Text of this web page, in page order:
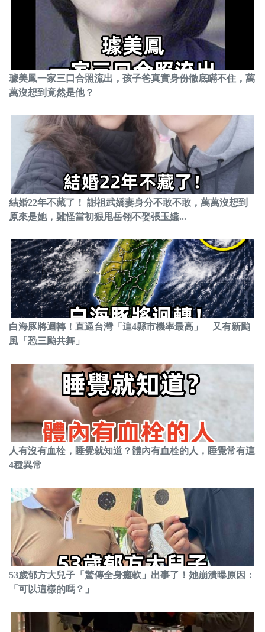
璩美鳳一家三口合照流出，孩子爸真實身份徹底瞞不住，萬
萬沒想到竟然是他？
結婚22年不藏了！ 謝祖武嬌妻身分不敢不敢，萬萬沒想到
原來是她，難怪當初狠甩岳翎不娶張玉嬿...
白海豚將迴轉！直逼台灣「這4縣市機率最高」 又有新颱
風「恐三颱共舞」
人有沒有血栓，睡覺就知道？體內有血栓的人，睡覺常有這
4種異常
53歲郁方大兒子「驚傳全身癱軟」出事了！她崩潰曝原因：
「可以這樣的嗎？」